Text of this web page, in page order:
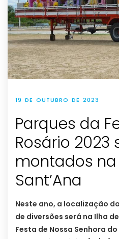
19 DE OUTUBRO DE 2023
Parques da
Rosário 2023
montados
Sant’Ana
Neste ano, a localização
de diversões será na Ilha
Festa de Nossa Senhora